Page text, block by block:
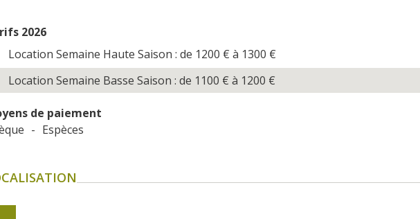
2026
Location Semaine Haute Saison : de 1200 € à 1300 €
Location Semaine Basse Saison : de 1100 € à 1200 €
de paiement
- Espèces